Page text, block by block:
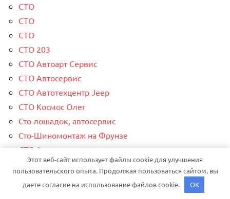
СТО
СТО
СТО
СТО 203
СТО Автоарт Сервис
СТО Автосервис
СТО Автотехцентр Jeep
СТО Космос Олег
Сто лошадок, автосервис
Сто-Шиномонтаж на Фрунзе
СТС-Авто
Суздальские городские бани
Этот веб-сайт использует файлы cookie для улучшения
пользовательского опыта. Продолжая пользоваться сайтом, вы
даете согласие на использование файлов cookie.
OK